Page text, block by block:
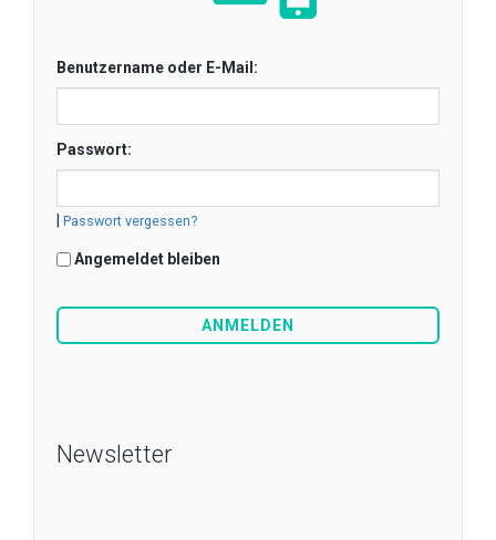
Benutzername oder E-Mail:
Passwort:
| Passwort vergessen?
Angemeldet bleiben
Newsletter